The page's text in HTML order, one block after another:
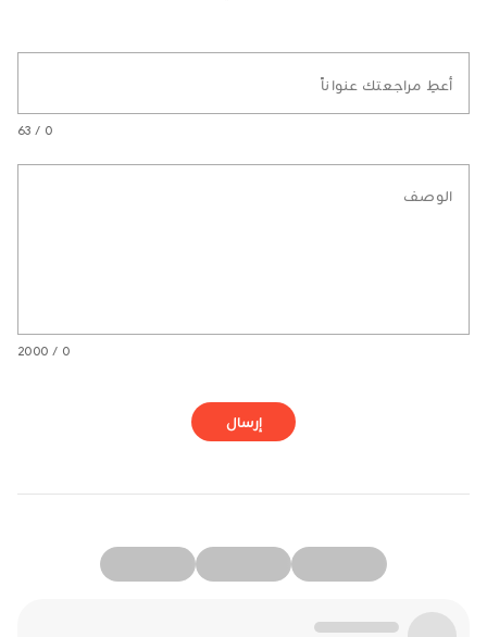
أعطِ مراجعتك عنواناً
0 / 63
الوصف
0 / 2000
إرسال